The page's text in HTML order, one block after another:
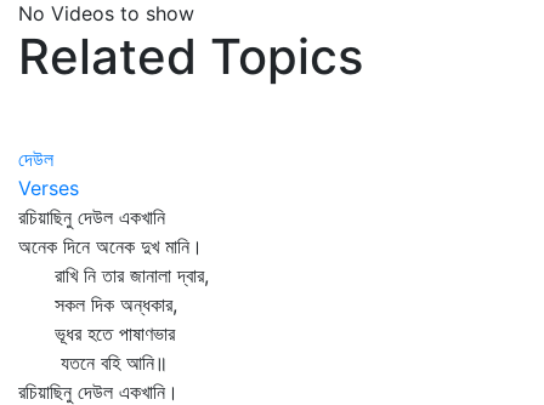
No Videos to show
Related Topics
দেউল
Verses
রচিয়াছিনু দেউল একখানি
অনেক দিনে অনেক দুখ মানি।
রাখি নি তার জানালা দ্বার,
সকল দিক অন্ধকার,
ভূধর হতে পাষাণভার
যতনে বহি আনি॥
রচিয়াছিনু দেউল একখানি।